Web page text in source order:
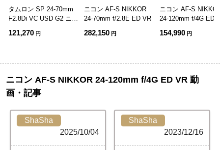
タムロン SP 24-70mm
F2.8Di VC USD G2 ニコ
121,270 円
ニコン AF-S NIKKOR
24-70mm f/2.8E ED VR
282,150 円
ニコン AF-S
24-120mm f/4G ED
154,990 円
ニコン AF-S NIKKOR 24-120mm f/4G ED VR 動
画・記事
ShaSha
2025/10/04
ShaSha
2023/12/16